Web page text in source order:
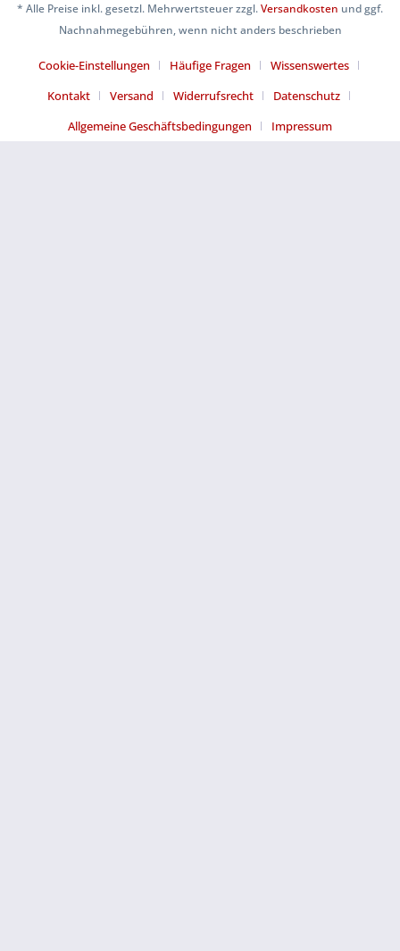
* Alle Preise inkl. gesetzl. Mehrwertsteuer zzgl.Versandkosten und ggf.
Nachnahmegebühren, wenn nicht anders beschrieben
Cookie-Einstellungen Häufige Fragen
Wissenswertes
Kontakt
Versand Widerrufsrecht
Datenschutz
Allgemeine Geschäftsbedingungen
Impressum